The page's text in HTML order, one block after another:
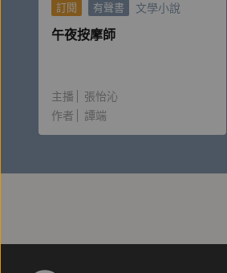
訂閱 有聲書 文學小說
午夜按摩師
主播
張怡沁
作者
譚端